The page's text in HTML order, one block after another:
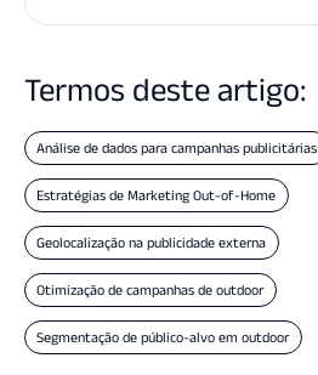
Termos deste artigo:
Análise de dados para campanhas publicitárias
Estratégias de Marketing Out-of-Home
Geolocalização na publicidade externa
Otimização de campanhas de outdoor
Segmentação de público-alvo em outdoor